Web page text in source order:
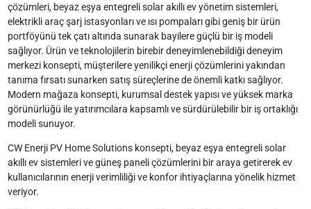
çözümleri, beyaz eşya entegreli solar akıllı ev yönetim sistemleri,
elektrikli araç şarj istasyonları ve ısı pompaları gibi geniş bir ürün
portföyünü tek çatı altında sunarak bayilere güçlü bir iş modeli
sağlıyor. Ürün ve teknolojilerin birebir deneyimlenebildiği deneyim
merkezi konsepti, müşterilere yenilikçi enerji çözümlerini yakından
tanıma fırsatı sunarken satış süreçlerine de önemli katkı sağlıyor.
Modern mağaza konsepti, kurumsal destek yapısı ve yüksek marka
görünürlüğü ile yatırımcılara kapsamlı ve sürdürülebilir bir iş ortaklığı
modeli sunuyor.
CW Enerji PV Home Solutions konsepti, beyaz eşya entegreli solar
akıllı ev sistemleri ve güneş paneli çözümlerini bir araya getirerek ev
kullanıcılarının enerji verimliliği ve konfor ihtiyaçlarına yönelik hizmet
veriyor.